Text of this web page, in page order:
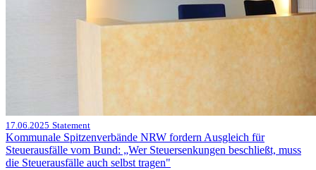
17.06.2025 Statement
Kommunale Spitzenverbände NRW fordern Ausgleich für
Steuerausfälle vom Bund: „Wer Steuersenkungen beschließt, muss
die Steuerausfälle auch selbst tragen"